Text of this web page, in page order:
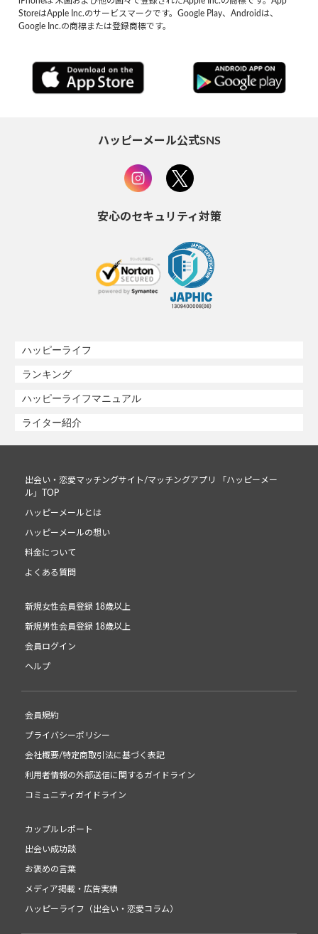
StoreはApple Inc.のサービスマークです。Google Play、Androidは、
Google Inc.の商標または登録商標です。
ハッピーメール公式SNS
安心のセキュリティ対策
ハッピーライフ
ランキング
ハッピーライフマニュアル
ライター紹介
出会い・恋愛マッチングサイト/マッチングアプリ 「ハッピーメー
ル」TOP
ハッピーメールとは
ハッピーメールの想い
料金について
よくある質問
新規女性会員登録 18歳以上
新規男性会員登録 18歳以上
会員ログイン
ヘルプ
会員規約
プライバシーポリシー
会社概要/特定商取引法に基づく表記
利用者情報の外部送信に関するガイドライン
コミュニティガイドライン
カップルレポート
出会い成功談
お褒めの言葉
メディア掲載・広告実績
ハッピーライフ（出会い・恋愛コラム）